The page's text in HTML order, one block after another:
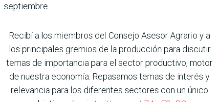
septiembre.
Recibí a los miembros del Consejo Asesor Agrario y a
los principales gremios de la producción para discutir
temas de importancia para el sector productivo, motor
de nuestra economía. Repasamos temas de interés y
relevancia para los diferentes sectores con un único